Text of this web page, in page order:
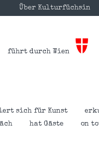
Über Kulturfüchsin
führt durch Wien
sich für Kunst
hat Gäste on